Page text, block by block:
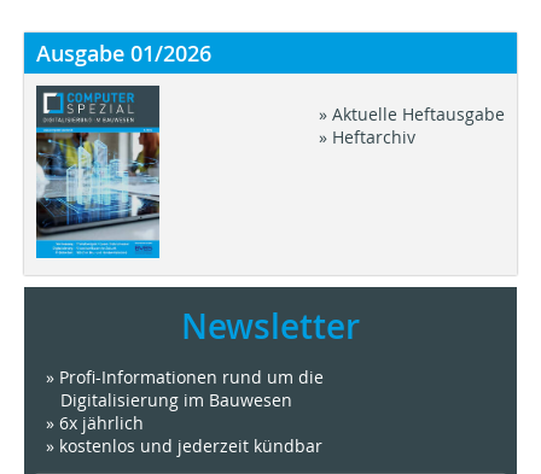
Ausgabe 01/2026
» Aktuelle Heftausgabe
» Heftarchiv
Newsletter
» Profi-Informationen rund um die
Digitalisierung im Bauwesen
» 6x jährlich
» kostenlos und jederzeit kündbar